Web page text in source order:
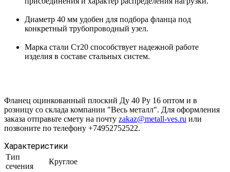
Диаметр 40 мм удобен для подбора фланца под
конкретный трубопроводный узел.
Марка стали Ст20 способствует надежной работе
изделия в составе стальных систем.
Фланец оцинкованный плоский Ду 40 Ру 16 оптом и в
розницу со склада компании "Весь металл". Для оформления
заказа отправьте смету на почту zakaz@metall-ves.ru или
позвоните по телефону +74952752522.
Характеристики
Тип
сечения
Круглое